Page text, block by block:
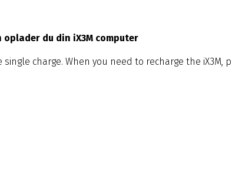
oplader du din iX3M computer
charge. When you need to recharge the iX3M,